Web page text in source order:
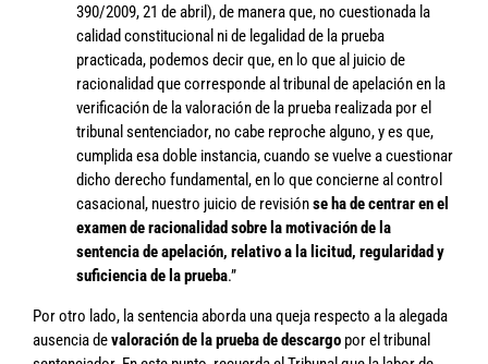
390/2009, 21 de abril), de manera que, no cuestionada la
calidad constitucional ni de legalidad de la prueba
practicada, podemos decir que, en lo que al juicio de
racionalidad que corresponde al tribunal de apelación en la
verificación de la valoración de la prueba realizada por el
tribunal sentenciador, no cabe reproche alguno, y es que,
cumplida esa doble instancia, cuando se vuelve a cuestionar
dicho derecho fundamental, en lo que concierne al control
casacional, nuestro juicio de revisiónse ha de centrar en el
examen de racionalidad sobre la motivación de la
sentencia de apelación, relativo a la licitud, regularidad y
suficiencia de la prueba.”
Por otro lado, la sentencia aborda una queja respecto a la alegada
ausencia devaloración de la prueba de descargo por el tribunal